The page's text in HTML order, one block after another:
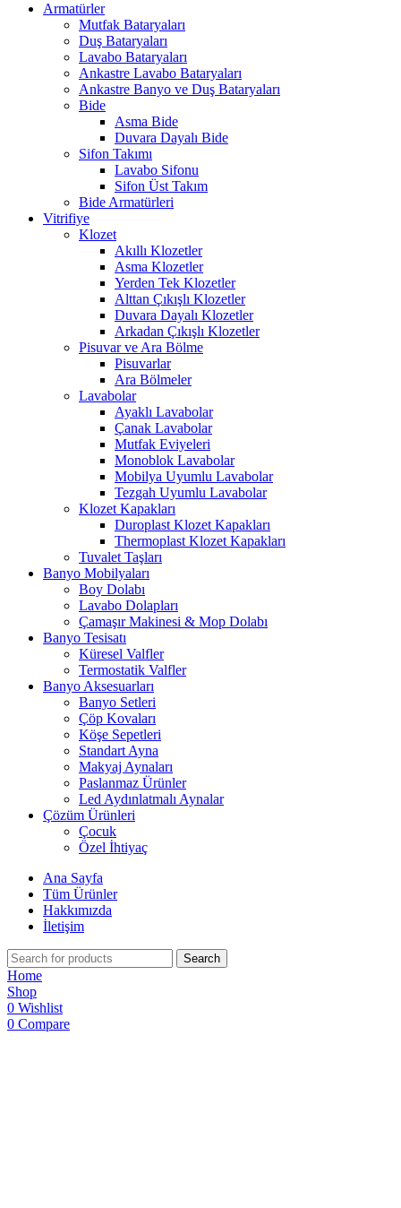
Armatürler
Mutfak Bataryaları
Duş Bataryaları
Lavabo Bataryaları
Ankastre Lavabo Bataryaları
Ankastre Banyo ve Duş Bataryaları
Bide
Asma Bide
Duvara Dayalı Bide
Sifon Takımı
Lavabo Sifonu
Sifon Üst Takım
Bide Armatürleri
Vitrifiye
Klozet
Akıllı Klozetler
Asma Klozetler
Yerden Tek Klozetler
Alttan Çıkışlı Klozetler
Duvara Dayalı Klozetler
Arkadan Çıkışlı Klozetler
Pisuvar ve Ara Bölme
Pisuvarlar
Ara Bölmeler
Lavabolar
Ayaklı Lavabolar
Çanak Lavabolar
Mutfak Eviyeleri
Monoblok Lavabolar
Mobilya Uyumlu Lavabolar
Tezgah Uyumlu Lavabolar
Klozet Kapakları
Duroplast Klozet Kapakları
Thermoplast Klozet Kapakları
Tuvalet Taşları
Banyo Mobilyaları
Boy Dolabı
Lavabo Dolapları
Çamaşır Makinesi & Mop Dolabı
Banyo Tesisatı
Küresel Valfler
Termostatik Valfler
Banyo Aksesuarları
Banyo Setleri
Çöp Kovaları
Köşe Sepetleri
Standart Ayna
Makyaj Aynaları
Paslanmaz Ürünler
Led Aydınlatmalı Aynalar
Çözüm Ürünleri
Çocuk
Özel İhtiyaç
Ana Sayfa
Tüm Ürünler
Hakkımızda
İletişim
Search
Home
Shop
0 Wishlist
0 Compare